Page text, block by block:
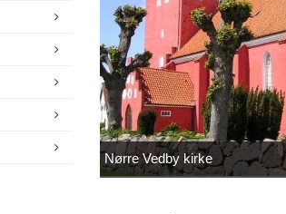
Nørre Vedby kirke